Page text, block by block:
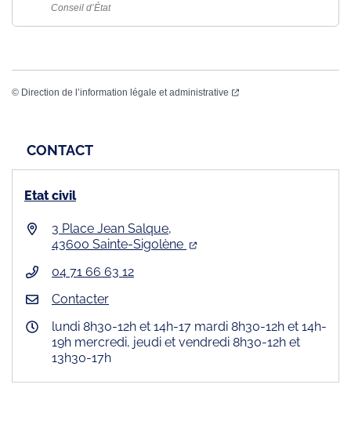
Conseil d’État
© Direction de l’information légale et administrative
CONTACT
Etat civil
3 Place Jean Salque,
43600 Sainte-Sigolène
04 71 66 63 12
Contacter
lundi 8h30-12h et 14h-17 mardi 8h30-12h et 14h-
19h mercredi, jeudi et vendredi 8h30-12h et
13h30-17h